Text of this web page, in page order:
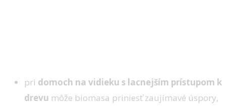
pri domoch na vidieku s lacnejším prístupom k
drevu môže biomasa priniesť zaujímavé úspory,